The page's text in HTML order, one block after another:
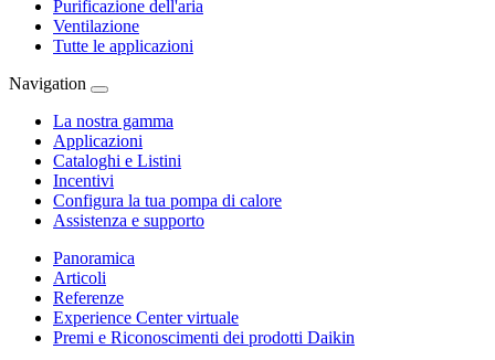
Purificazione dell'aria
Ventilazione
Tutte le applicazioni
Navigation
La nostra gamma
Applicazioni
Cataloghi e Listini
Incentivi
Configura la tua pompa di calore
Assistenza e supporto
Panoramica
Articoli
Referenze
Experience Center virtuale
Premi e Riconoscimenti dei prodotti Daikin